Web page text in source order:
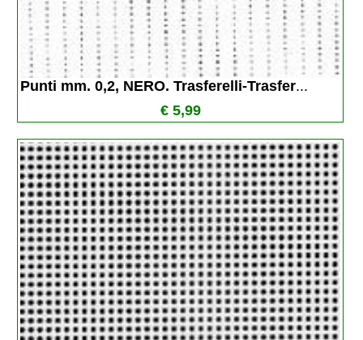
Punti mm. 0,2, NERO. Trasferelli-Trasfer...
€ 5,99